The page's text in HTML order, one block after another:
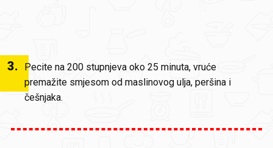
3.
Pecite na 200 stupnjeva oko 25 minuta, vruće
premažite smjesom od maslinovog ulja, peršina i
češnjaka.